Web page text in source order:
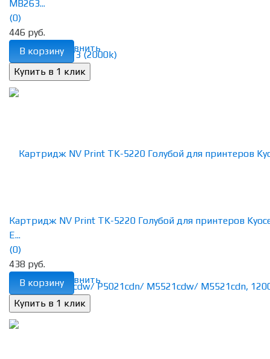
избранное сравнить
MB263...
(0)
446 руб.
В корзину
избранное сравнить
Картридж NV Print TK-5220 Голубой для принтеров
E...
(0)
438 руб.
В корзину